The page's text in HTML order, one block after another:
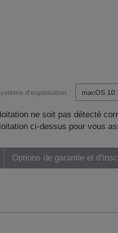
d’exploitation :
ne soit pas détecté
ci-dessus pour vous
Options de garantie et